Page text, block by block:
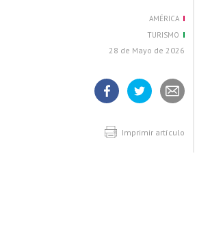
AMÉRICA
TURISMO
28 de Mayo de 2026
en
FacebookTwitter
Imprimir artículo